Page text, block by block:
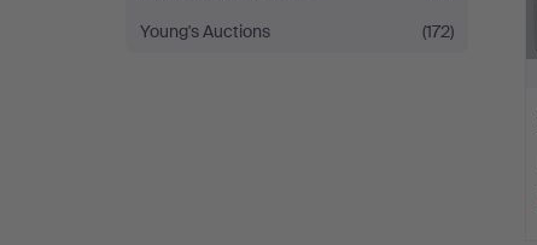
Young's Auctions
(172)